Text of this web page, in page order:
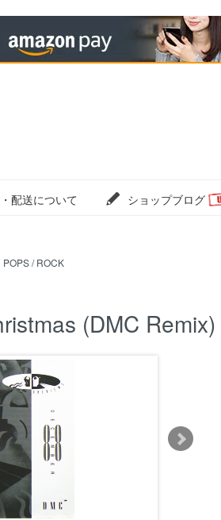
配送について ショップブログ
POPS / ROCK
(DMC Remix)